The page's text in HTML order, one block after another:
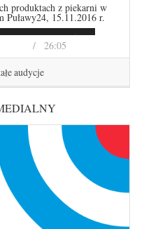
26:05
produktach z piekarni w
Puławy24, 15.11.2016 r.
audycje